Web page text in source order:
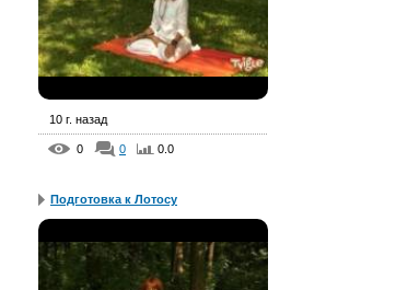
10 г. назад
0 0 0.0
Подготовка к Лотосу